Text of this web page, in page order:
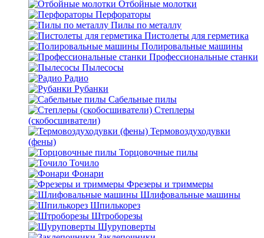
Отбойные молотки
Перфораторы
Пилы по металлу
Пистолеты для герметика
Полировальные машины
Профессиональные станки
Пылесосы
Радио
Рубанки
Сабельные пилы
Степлеры
(скобосшиватели)
Термовоздуходувки
(фены)
Торцовочные пилы
Точило
Фонари
Фрезеры и триммеры
Шлифовальные машины
Шпилькорез
Штроборезы
Шуруповерты